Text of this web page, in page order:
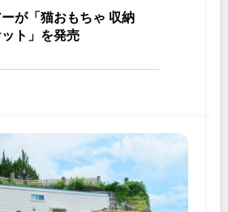
が「猫おもちゃ 収納
ト」を発売